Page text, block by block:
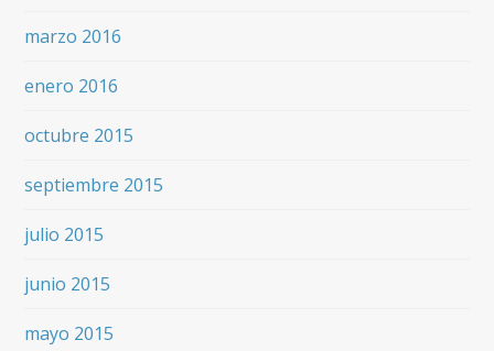
marzo 2016
enero 2016
octubre 2015
septiembre 2015
julio 2015
junio 2015
mayo 2015